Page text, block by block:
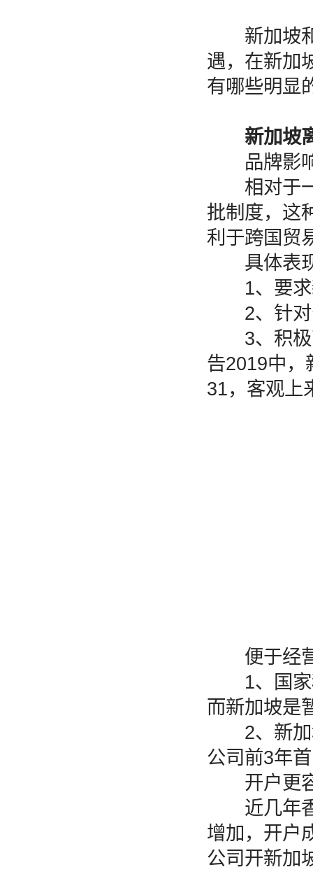
新加坡和
遇，在新加
有哪些明显
新加坡
品牌影
相对于一
批制度，这
利于跨国贸
具体表
1、要求
2、针对
3、积极
告2019中，
31，客观上
便于经
1、国家
而新加坡是
2、新加
公司前3年
开户更
近几年香
增加，开户
公司开新加